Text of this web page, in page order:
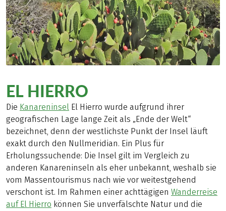
EL HIERRO
Die Kanareninsel El Hierro wurde aufgrund ihrer
geografischen Lage lange Zeit als „Ende der Welt“
bezeichnet, denn der westlichste Punkt der Insel läuft
exakt durch den Nullmeridian. Ein Plus für
Erholungssuchende: Die Insel gilt im Vergleich zu
anderen Kanareninseln als eher unbekannt, weshalb sie
vom Massentourismus nach wie vor weitestgehend
verschont ist. Im Rahmen einer achttägigen Wanderreise
auf El Hierro können Sie unverfälschte Natur und die